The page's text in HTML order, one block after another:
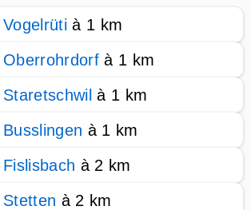
à 1 km
à 1 km
à 1 km
à 1 km
à 2 km
à 2 km